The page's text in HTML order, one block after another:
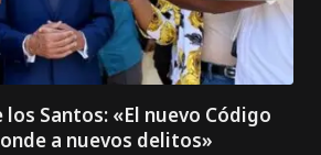
los Santos: «El nuevo Código
a nuevos delitos»